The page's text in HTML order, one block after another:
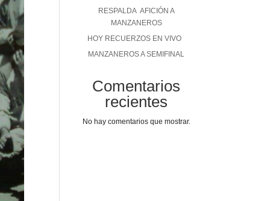
RESPALDA AFICIÓN A
MANZANEROS
HOY RECUERZOS EN VIVO
MANZANEROS A SEMIFINAL
Comentarios
recientes
No hay comentarios que mostrar.